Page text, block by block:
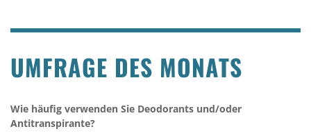
UMFRAGE DES MONATS
Wie häufig verwenden Sie Deodorants und/oder
Antitranspirante?